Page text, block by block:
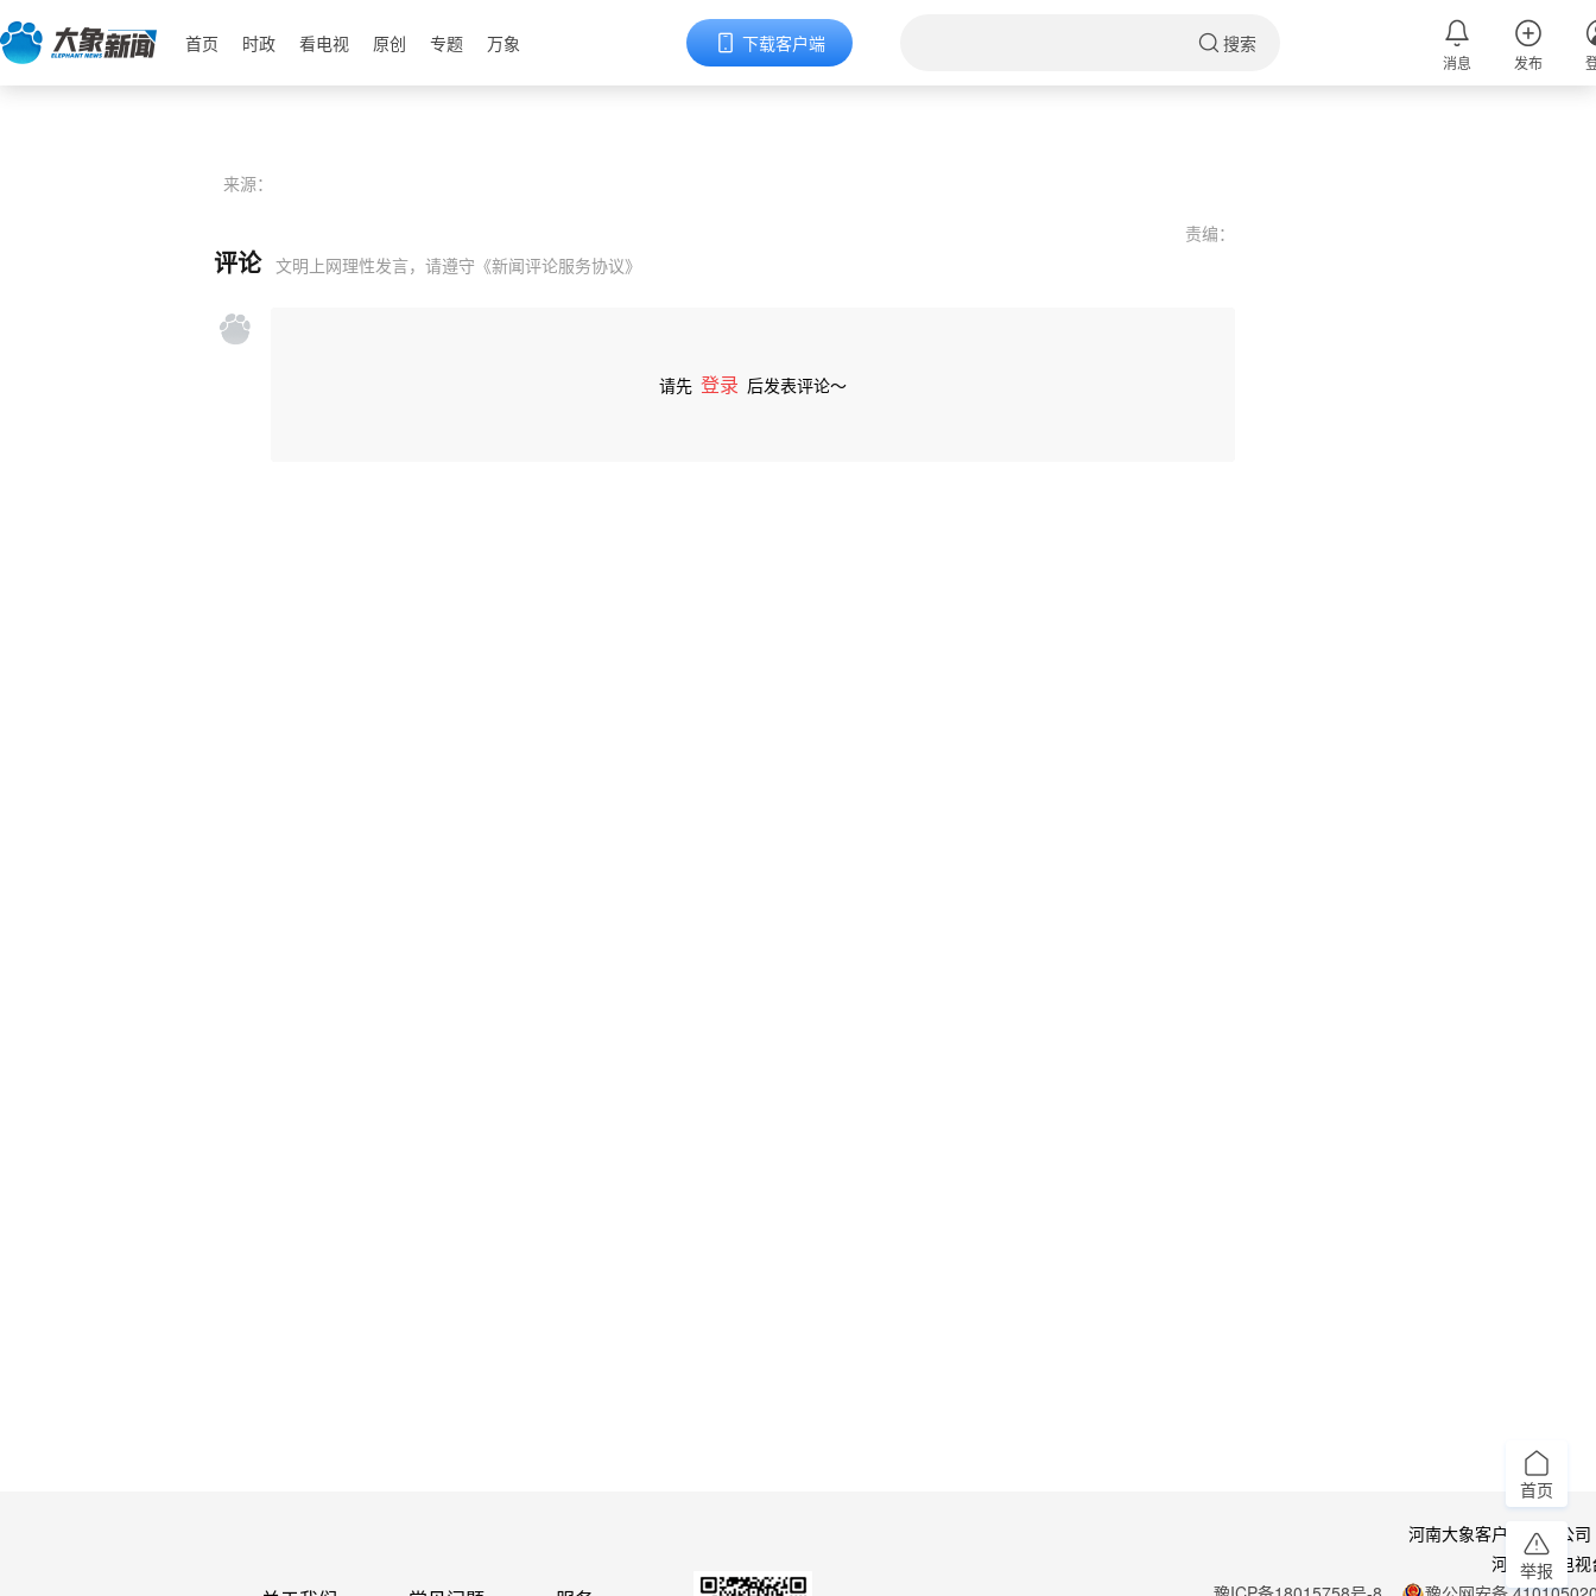
首页 时政 看电视 原创 专题 万象 下载客户端 搜索
消息 发布
来源：
责编：
评论 文明上网理性发言，请遵守 《新闻评论服务协议》
请先 登录 后发表评论～
河南大象客户端有限公
河南广播电
首页
举报